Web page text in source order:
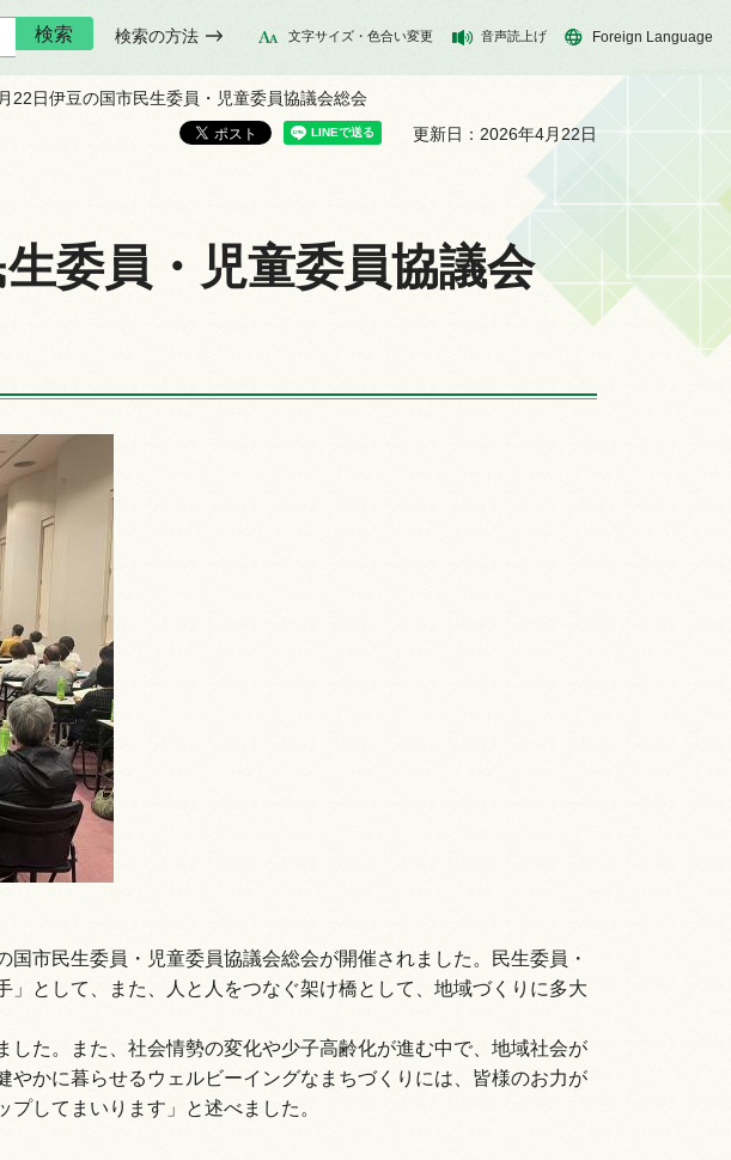
検索の方法 文字サイズ・色合い変更 音声読上げ Foreign Language
22日伊豆の国市民生委員・児童委員協議会総会
更新日：2026年4月22日
委員・児童委員協議会
市民生委員・児童委員協議会総会が開催されました。民生委員・
として、また、人と人をつなぐ架け橋として、地域づくりに多大
た。また、社会情勢の変化や少子高齢化が進む中で、地域社会が
かに暮らせるウェルビーイングなまちづくりには、皆様のお力が
してまいります」と述べました。